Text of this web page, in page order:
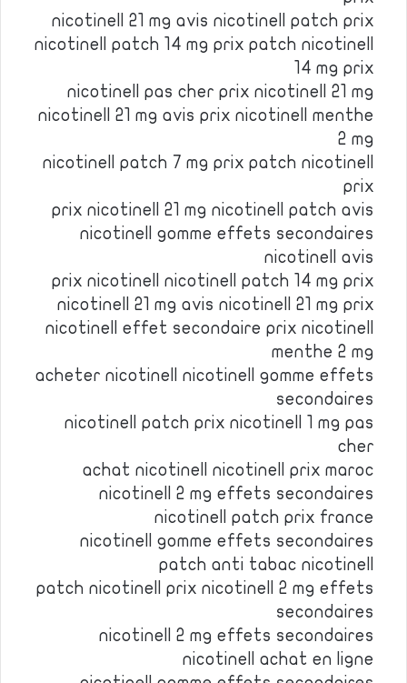
nicotinell 21 mg avis nicotinell patch prix
nicotinell patch 14 mg prix patch nicotinell
14 mg prix
nicotinell pas cher prix nicotinell 21 mg
nicotinell 21 mg avis prix nicotinell menthe
2 mg
nicotinell patch 7 mg prix patch nicotinell
prix
prix nicotinell 21 mg nicotinell patch avis
nicotinell gomme effets secondaires
nicotinell avis
prix nicotinell nicotinell patch 14 mg prix
nicotinell 21 mg avis nicotinell 21 mg prix
nicotinell effet secondaire prix nicotinell
menthe 2 mg
acheter nicotinell nicotinell gomme effets
secondaires
nicotinell patch prix nicotinell 1 mg pas
cher
achat nicotinell nicotinell prix maroc
nicotinell 2 mg effets secondaires
nicotinell patch prix france
nicotinell gomme effets secondaires
patch anti tabac nicotinell
patch nicotinell prix nicotinell 2 mg effets
secondaires
nicotinell 2 mg effets secondaires
nicotinell achat en ligne